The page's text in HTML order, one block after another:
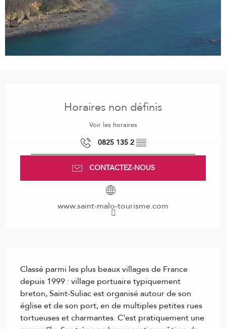
Horaires non définis
Voir les horaires
0825 135 2 ▒▒
CONTACTEZ-NOUS
www.saint-malo-tourisme.com
Classé parmi les plus beaux villages de France
depuis 1999 : village portuaire typiquement
breton, Saint-Suliac est organisé autour de son
église et de son port, en de multiples petites rues
tortueuses et charmantes. C'est pratiquement une